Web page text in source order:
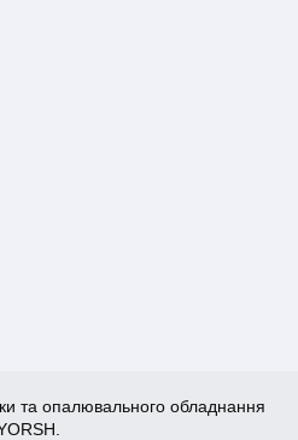
та опалювального обладнання